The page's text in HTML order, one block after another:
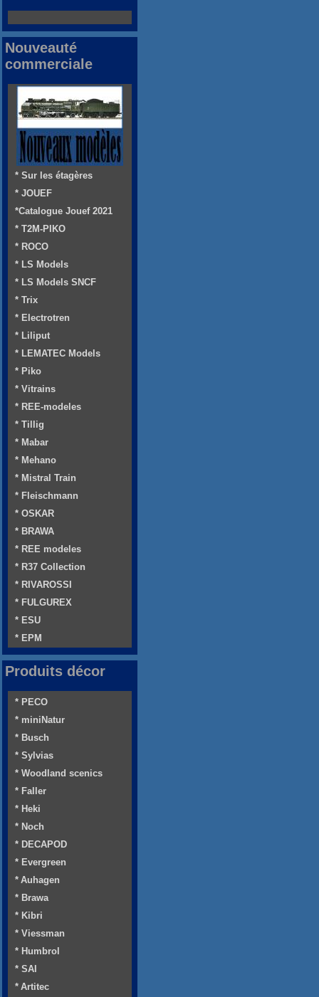
Nouveauté
commerciale
* Sur les étagères
* JOUEF
*Catalogue Jouef 2021
* T2M-PIKO
* ROCO
* LS Models
* LS Models SNCF
* Trix
* Electrotren
* Liliput
* LEMATEC Models
* Piko
* Vitrains
* REE-modeles
* Tillig
* Mabar
* Mehano
* Mistral Train
* Fleischmann
* OSKAR
* BRAWA
* REE modeles
* R37 Collection
* RIVAROSSI
* FULGUREX
* ESU
* EPM
Produits décor
* PECO
* miniNatur
* Busch
* Sylvias
* Woodland scenics
* Faller
* Heki
* Noch
* DECAPOD
* Evergreen
* Auhagen
* Brawa
* Kibri
* Viessman
* Humbrol
* SAI
* Artitec